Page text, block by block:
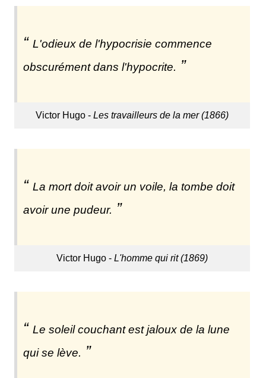
L'odieux de l'hypocrisie commence
obscurément dans l'hypocrite.
Victor Hugo - Les travailleurs de la mer (1866)
La mort doit avoir un voile, la tombe doit
avoir une pudeur.
Victor Hugo - L'homme qui rit (1869)
Le soleil couchant est jaloux de la lune
qui se lève.